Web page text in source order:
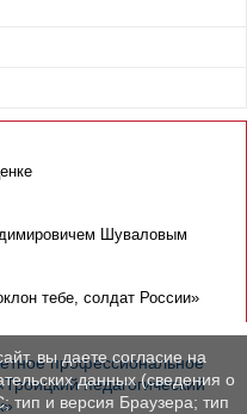
Шуваловым
тебе, солдат России»
профессиональное
педагогический
вы даете согласие на
данных (сведения о
тип и версия Браузера; тип